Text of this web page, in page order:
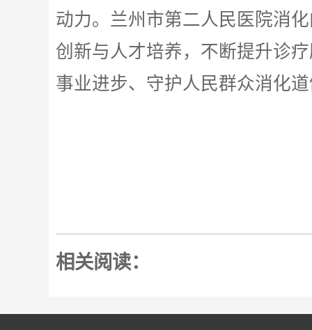
动力。兰州市第二人民医院消
创新与人才培养，不断提升诊
事业进步、守护人民群众消化
相关阅读：